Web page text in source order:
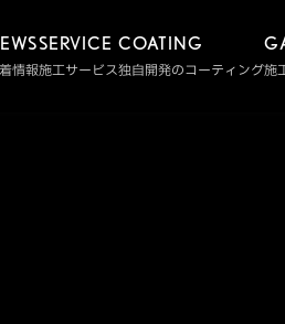
情報
SERVICE
施工サービス
COATING
独自開発のコーティング施